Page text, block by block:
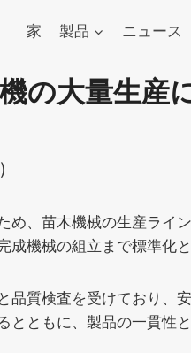
家 製品 ニュース
の大量生産
め、苗木機械の生産ライ
機械の組立まで標準化
品質検査を受けており、
ともに、製品の一貫性